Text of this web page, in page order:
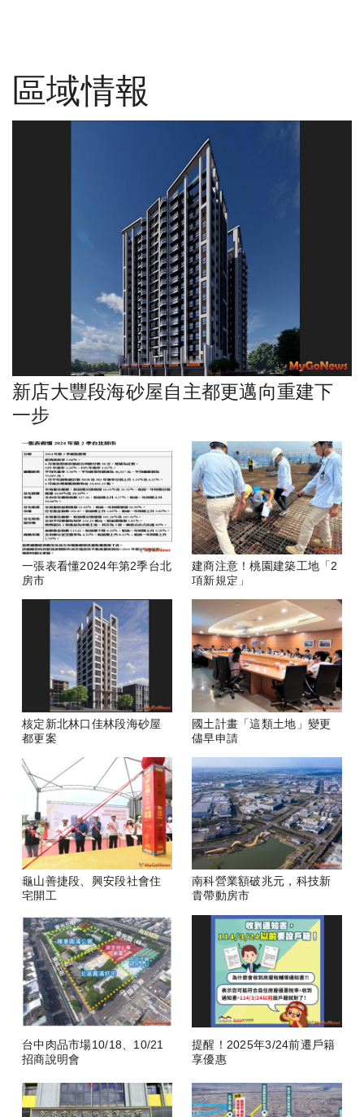
區域情報
新店大豐段海砂屋自主都更邁向重建下
一步
一張表看懂2024年第2季台北
房市
建商注意！桃園建築工地「2
項新規定」
核定新北林口佳林段海砂屋
都更案
國土計畫「這類土地」變更
儘早申請
龜山善捷段、興安段社會住
宅開工
南科營業額破兆元，科技新
貴帶動房市
台中肉品市場10/18、10/21
招商說明會
提醒！2025年3/24前遷戶籍
享優惠